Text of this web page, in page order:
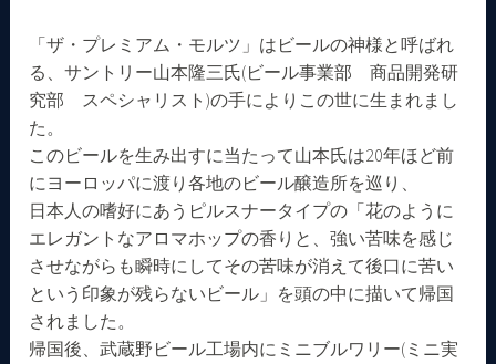
「ザ・プレミアム・モルツ」はビールの神様と呼ばれ
る、サントリー山本隆三氏(ビール事業部 商品開発研
究部 スペシャリスト)の手によりこの世に生まれまし
た。
このビールを生み出すに当たって山本氏は20年ほど前
にヨーロッパに渡り各地のビール醸造所を巡り、
日本人の嗜好にあうピルスナータイプの「花のように
エレガントなアロマホップの香りと、強い苦味を感じ
させながらも瞬時にしてその苦味が消えて後口に苦い
という印象が残らないビール」を頭の中に描いて帰国
されました。
帰国後、武蔵野ビール工場内にミニブルワリー(ミニ実